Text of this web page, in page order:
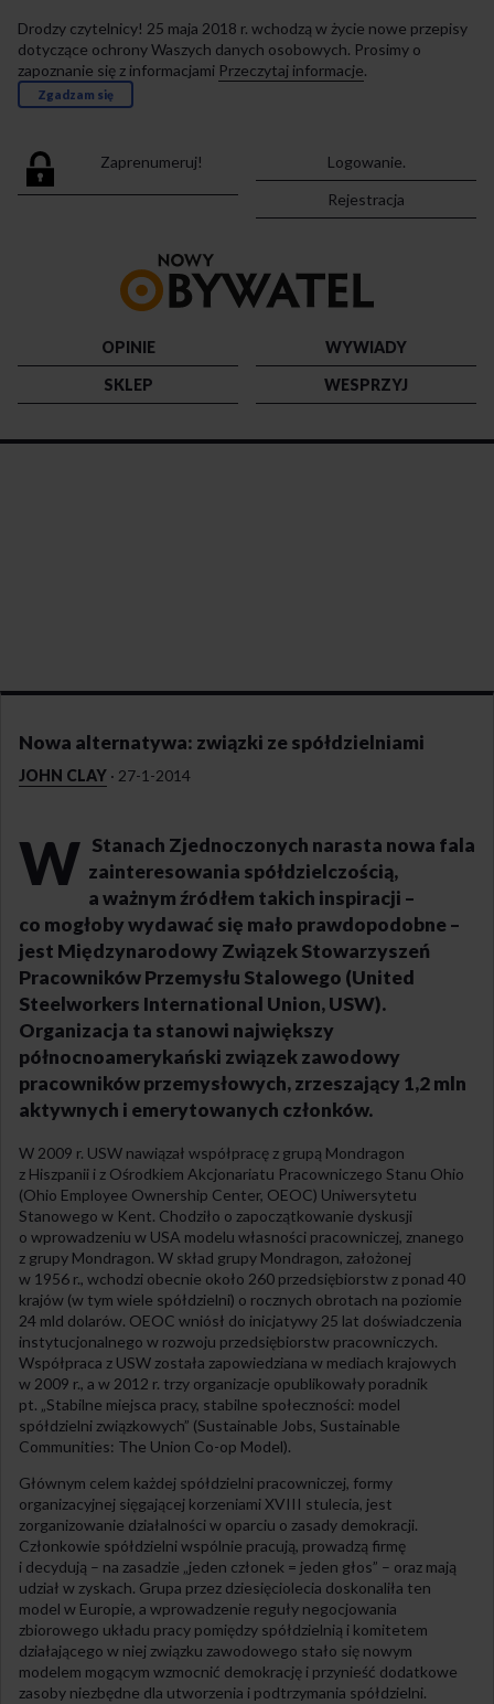
Drodzy czytelnicy! 25 maja 2018 r. wchodzą w życie nowe przepisy
dotyczące ochrony Waszych danych osobowych. Prosimy o
zapoznanie się z informacjami Przeczytaj informacje.
Zgadzam się
Zaprenumeruj!
Logowanie.
Rejestracja
strony
OPINIE
WYWIADY
SKLEP
WESPRZYJ
Nowa alternatywa: związki ze spółdzielniami
JOHN CLAY · 27-1-2014
W Stanach Zjednoczonych narasta nowa fala
zainteresowania spółdzielczością,
a ważnym źródłem takich inspiracji –
co mogłoby wydawać się mało prawdopodobne –
jest Międzynarodowy Związek Stowarzyszeń
Pracowników Przemysłu Stalowego (United
Steelworkers International Union, USW).
Organizacja ta stanowi największy
północnoamerykański związek zawodowy
pracowników przemysłowych, zrzeszający 1,2 mln
aktywnych i emerytowanych członków.
W 2009 r. USW nawiązał współpracę z grupą Mondragon
z Hiszpanii i z Ośrodkiem Akcjonariatu Pracowniczego Stanu Ohio
(Ohio Employee Ownership Center, OEOC) Uniwersytetu
Stanowego w Kent. Chodziło o zapoczątkowanie dyskusji
o wprowadzeniu w USA modelu własności pracowniczej, znanego
z grupy Mondragon. W skład grupy Mondragon, założonej
w 1956 r., wchodzi obecnie około 260 przedsiębiorstw z ponad 40
krajów (w tym wiele spółdzielni) o rocznych obrotach na poziomie
24 mld dolarów. OEOC wniósł do inicjatywy 25 lat doświadczenia
instytucjonalnego w rozwoju przedsiębiorstw pracowniczych.
Współpraca z USW została zapowiedziana w mediach krajowych
w 2009 r., a w 2012 r. trzy organizacje opublikowały poradnik
pt. „Stabilne miejsca pracy, stabilne społeczności: model
spółdzielni związkowych” (Sustainable Jobs, Sustainable
Communities: The Union Co-op Model).
Głównym celem każdej spółdzielni pracowniczej, formy
organizacyjnej sięgającej korzeniami XVIII stulecia, jest
zorganizowanie działalności w oparciu o zasady demokracji.
Członkowie spółdzielni wspólnie pracują, prowadzą firmę
i decydują – na zasadzie „jeden członek = jeden głos” – oraz mają
udział w zyskach. Grupa przez dziesięciolecia doskonaliła ten
model w Europie, a wprowadzenie reguły negocjowania
zbiorowego układu pracy pomiędzy spółdzielnią i komitetem
działającego w niej związku zawodowego stało się nowym
modelem mogącym wzmocnić demokrację i przynieść dodatkowe
zasoby niezbędne dla utworzenia i podtrzymania spółdzielni.